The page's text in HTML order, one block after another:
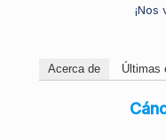
¡Nos
Acerca de Últimas